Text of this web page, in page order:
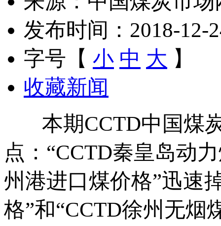
发布时间：2018-12-
字号【 小 中 大 】
收藏新闻
本期CCTD中国煤炭
点：“CCTD秦皇岛动
州港进口煤价格”迅速
格”和“CCTD徐州无烟